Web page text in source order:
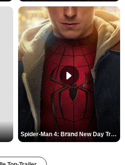
Spider-Man 4: Brand New Day Trailer (3) DF